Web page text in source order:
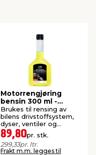
Motorrengjøring
bensin 300 ml -
Autozone
Brukes til rensing av
bilens drivstoffsystem,
dyser, ventiler og
forbenningskammer.
89,80pr. stk.
299,33pr. ltr.
Frakt m.m. legges til